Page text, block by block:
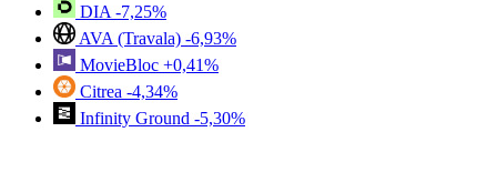
DIA -7,25%
AVA (Travala) -6,93%
MovieBloc +0,41%
Citrea -4,34%
Infinity Ground -5,30%